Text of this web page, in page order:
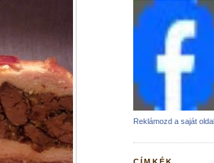
Reklámozd a saját